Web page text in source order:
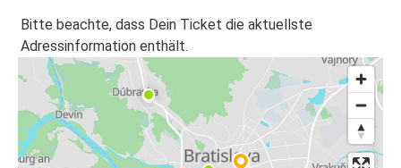
Bitte beachte, dass Dein Ticket die aktuellste
Adressinformation enthält.